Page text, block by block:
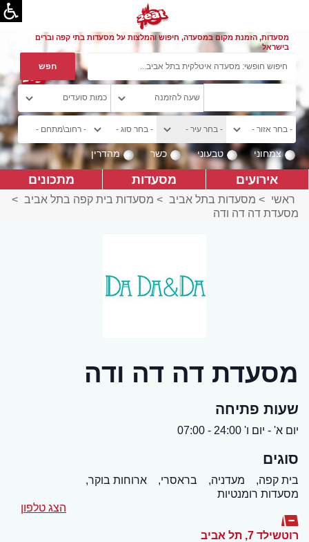
מסעדות, הזמנת מקום במסעדה, חיפוש והמלצות על מסעדות בתי קפה וברים
בישראל
צמחוני טבעוני כשר מהדרין
אירועים מסעדות מתכונים
ראשי > מסעדות בתל אביב > מסעדות בית קפה בתל אביב >
מסעדת דה דה ודה
מסעדת דה דה ודה
שעות פתיחה
יום א' - יום ו' 24:00 - 07:00
סוגים
בית קפה, מעדניה, בראסרי,
ארוחות בוקר,
מסעדות רומנטיות
הצג טלפון
רוטשילד 7 , תל אביב